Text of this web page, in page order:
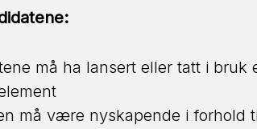
må ha lansert eller tatt i
må være nyskapende i forhold